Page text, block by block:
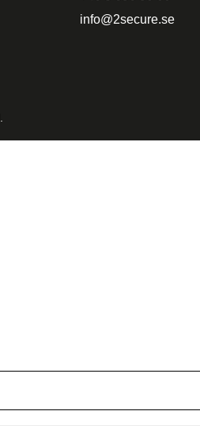
info@2secure.se